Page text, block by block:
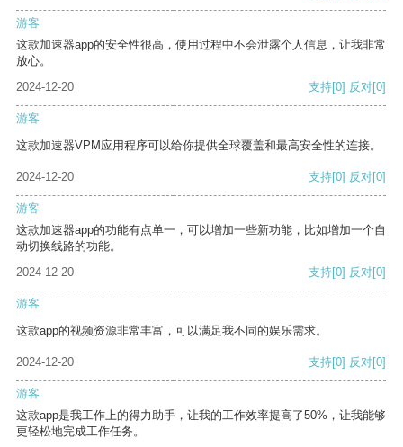
游客
这款加速器app的安全性很高，使用过程中不会泄露个人信息，让我非常
放心。
2024-12-20
支持[0] 反对[0]
游客
这款加速器VPM应用程序可以给你提供全球覆盖和最高安全性的连接。
2024-12-20 支持[0] 反对[0]
游客
这款加速器app的功能有点单一，可以增加一些新功能，比如增加一个自
动切换线路的功能。
2024-12-20
支持[0] 反对[0]
游客
这款app的视频资源非常丰富，可以满足我不同的娱乐需求。
2024-12-20 支持[0] 反对[0]
游客
这款app是我工作上的得力助手，让我的工作效率提高了50%，让我能够
更轻松地完成工作任务。